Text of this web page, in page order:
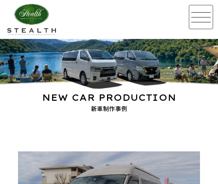
新車制作事例
NEW CAR PRODUCTION